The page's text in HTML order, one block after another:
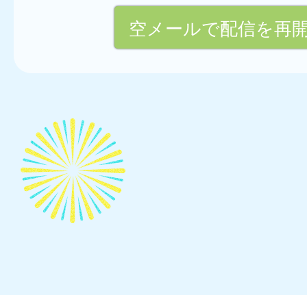
空メールで配信を再